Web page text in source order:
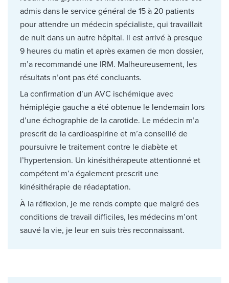
admis dans le service général de 15 à 20 patients
pour attendre un médecin spécialiste, qui travaillait
de nuit dans un autre hôpital. Il est arrivé à presque
9 heures du matin et après examen de mon dossier,
m’a recommandé une IRM. Malheureusement, les
résultats n’ont pas été concluants.
La confirmation d’un AVC ischémique avec
hémiplégie gauche a été obtenue le lendemain lors
d’une échographie de la carotide. Le médecin m’a
prescrit de la cardioaspirine et m’a conseillé de
poursuivre le traitement contre le diabète et
l’hypertension. Un kinésithérapeute attentionné et
compétent m’a également prescrit une
kinésithérapie de réadaptation.
À la réflexion, je me rends compte que malgré des
conditions de travail difficiles, les médecins m’ont
sauvé la vie, je leur en suis très reconnaissant.